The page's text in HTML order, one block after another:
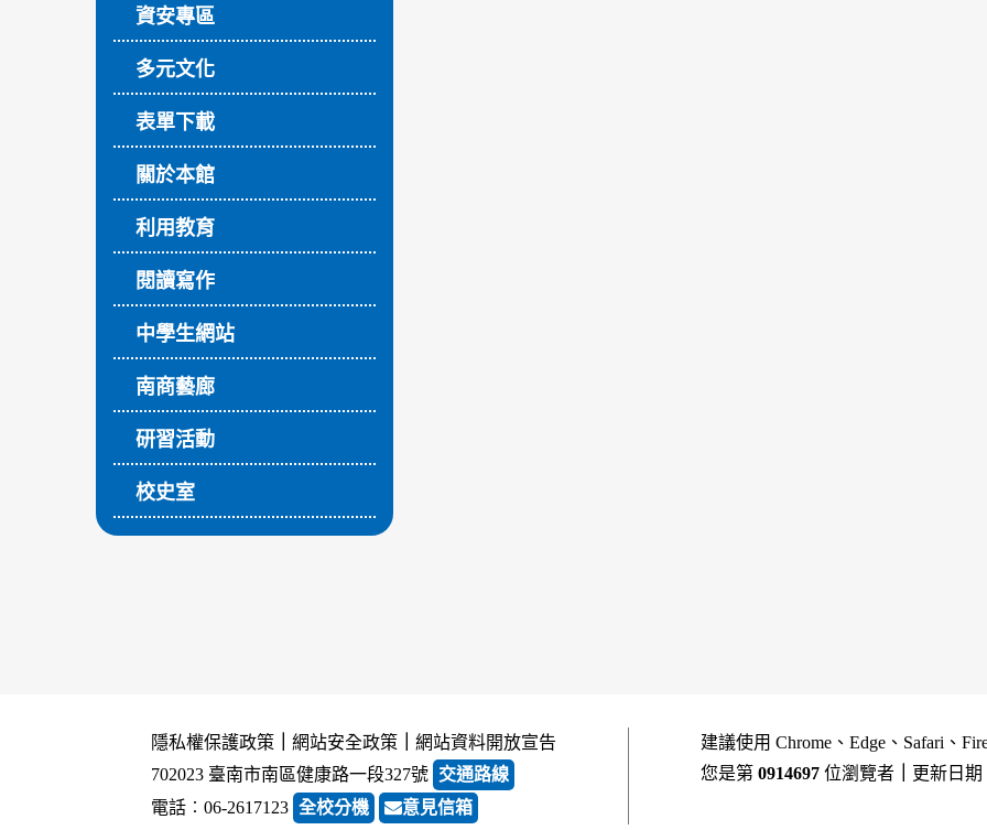
資安專區
多元文化
表單下載
關於本館
利用教育
閱讀寫作
中學生網站
南商藝廊
研習活動
校史室
隱私權保護政策 網站安全政策
網站資料開放宣告
702023 臺南市南區健康路一段327號 交通路線
電話︰06-2617123 全校分機 意見信箱
建議使用 Chrome、Edge、Safari、
您是第 0914697 位瀏覽者 更新日期